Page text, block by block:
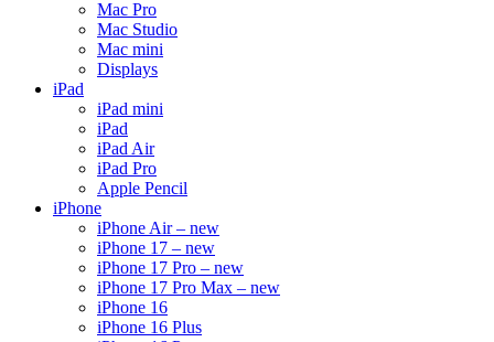
Mac Pro
Mac Studio
Mac mini
Displays
iPad
iPad mini
iPad
iPad Air
iPad Pro
Apple Pencil
iPhone
iPhone Air – new
iPhone 17 – new
iPhone 17 Pro – new
iPhone 17 Pro Max – new
iPhone 16
iPhone 16 Plus